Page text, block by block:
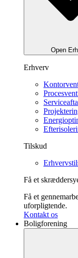
Open
Erhverv
Tilskud
Få et
Få et
uforpligtende.
Kontakt os
Boligforening